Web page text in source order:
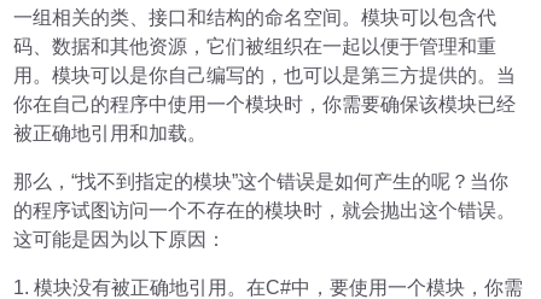
一组相关的类、接口和结构的命名空间。模块可以包含代
码、数据和其他资源，它们被组织在一起以便于管理和重
用。模块可以是你自己编写的，也可以是第三方提供的。当
你在自己的程序中使用一个模块时，你需要确保该模块已经
被正确地引用和加载。
那么，“找不到指定的模块”这个错误是如何产生的呢？当你
的程序试图访问一个不存在的模块时，就会抛出这个错误。
这可能是因为以下原因：
1. 模块没有被正确地引用。在C#中，要使用一个模块，你需